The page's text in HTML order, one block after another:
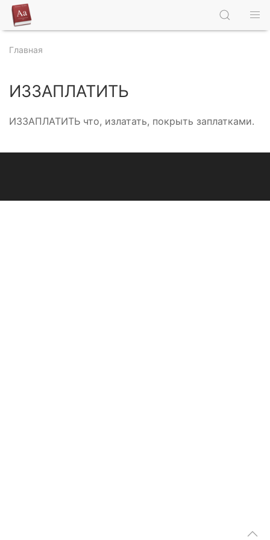
Главная
ИЗЗАПЛАТИТЬ
ИЗЗАПЛАТИТЬ что, излатать, покрыть заплатками.